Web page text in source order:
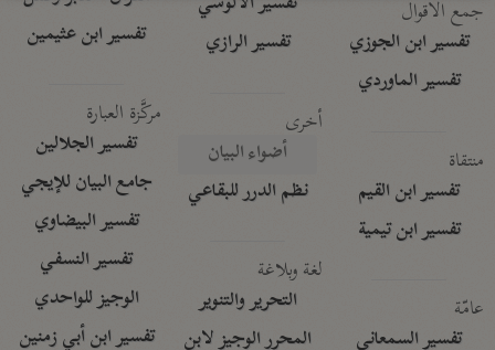
جمع الأقوال
تفسير ابن الجوزي
تفسير الماوردي
منتقاة
تفسير ابن القيم
تفسير ابن تيمية
عامّة
تفسير السمعاني
تفسير الرازي
أخرى
أضواء البيان
نظم الدرر للبقاعي
لغة وبلاغة
التحرير والتنوير
المحرر الوجيز لابن
تفسير ابن عثيمين
مركَّزة العبارة
تفسير الجلالين
جامع البيان للإيجي
تفسير البيضاوي
تفسير النسفي
الوجيز للواحدي
تفسير ابن أبي زمنين